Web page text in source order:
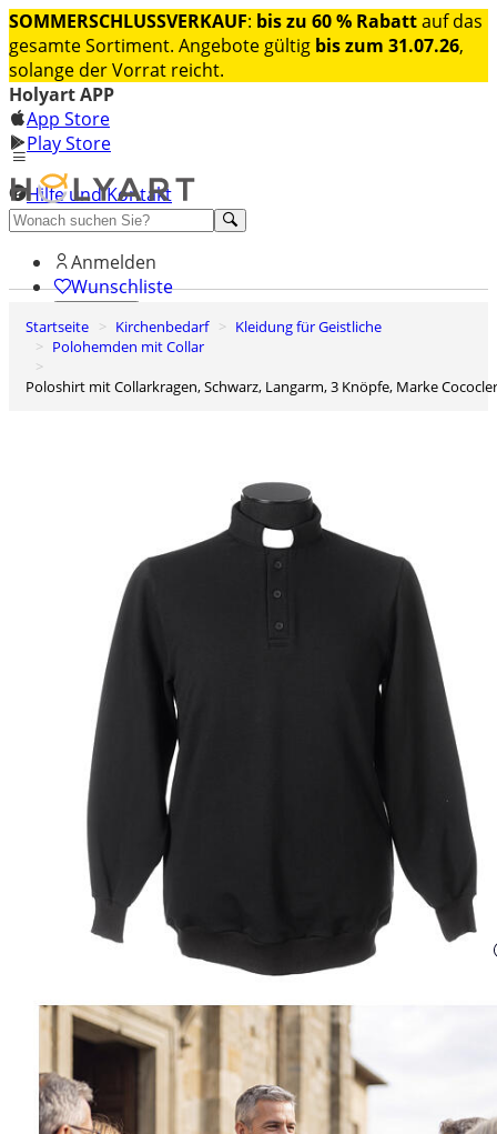
SOMMERSCHLUSSVERKAUF: bis zu 60 % Rabattauf das
gesamte Sortiment. Angebote gültig bis zum 31.07.26,
solange der Vorrat reicht.
Holyart APP
App Store
Play Store
Hilfe und Kontakt
Entdecken Sie Premium
Anmelden
Wunschliste
0
Warenkorb
Startseite Kirchenbedarf
Kleidung für Geistliche
Polohemden mit Collar
Poloshirt mit Collarkragen, Schwarz, Langarm, 3 Knöpfe, Marke Cococler